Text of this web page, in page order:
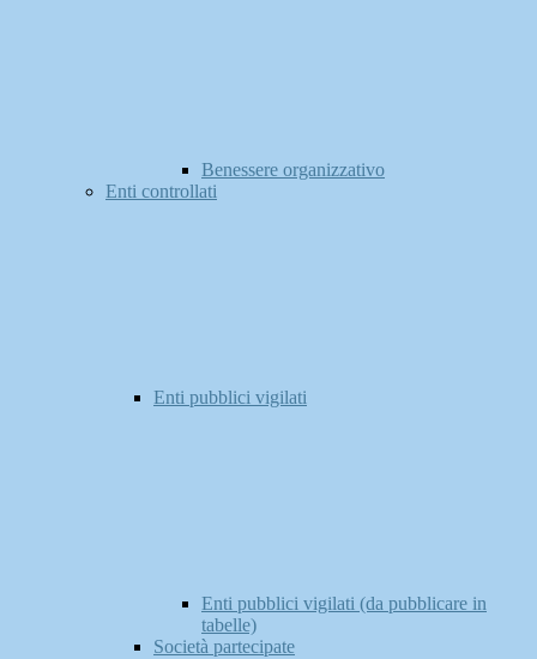
Benessere organizzativo
Enti controllati
Enti pubblici vigilati
Enti pubblici vigilati (da pubblicare in
tabelle)
Società partecipate